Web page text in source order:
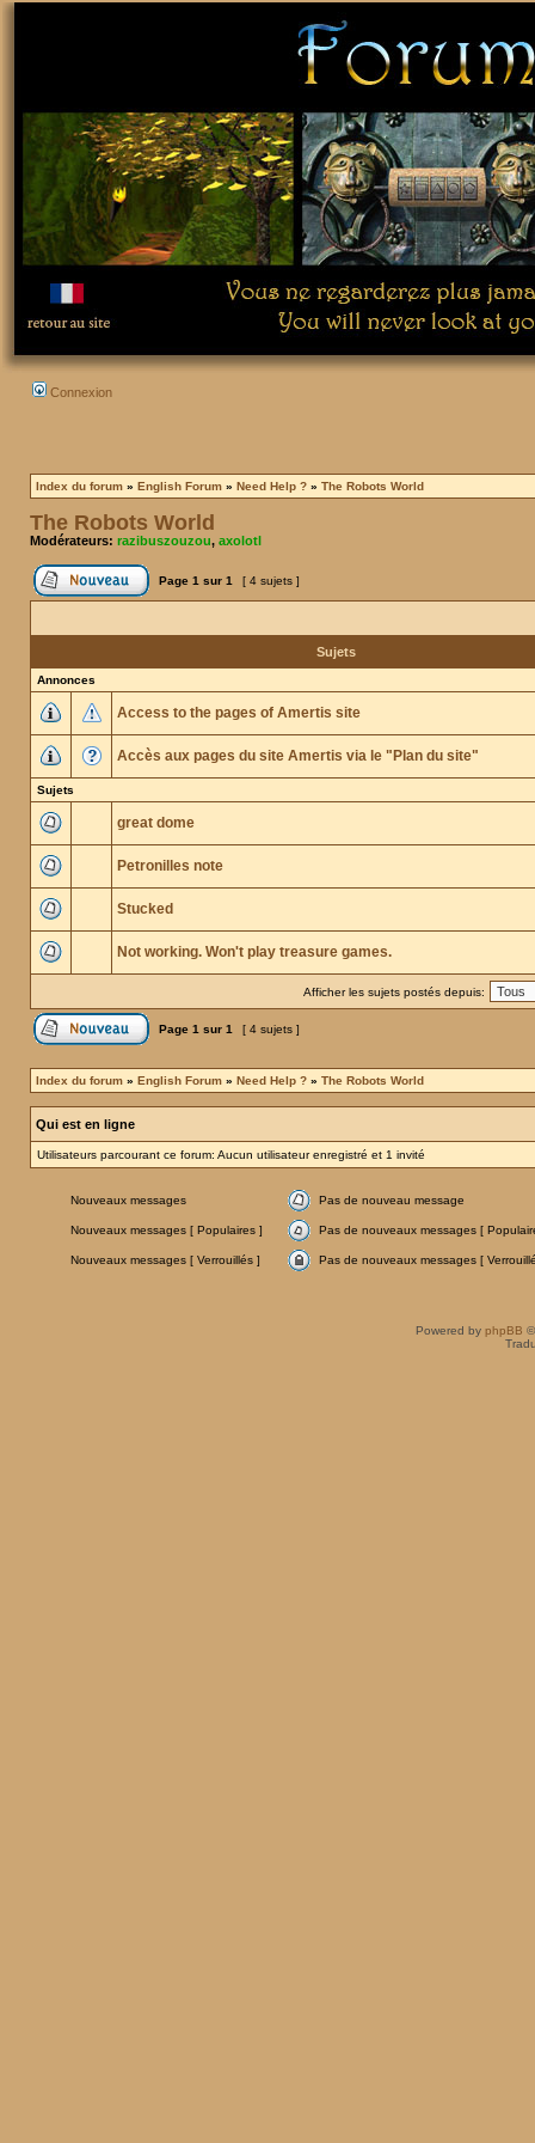
Connexion
Index du forum » English Forum » Need Help ? » The Robots World
The Robots World
Modérateurs: razibuszouzou, axolotl
Page 1 sur 1 [ 4 sujets ]
Sujets
Annonces
Access to the pages of Amertis site
Accès aux pages du site Amertis via le "Plan du site"
Sujets
great dome
Petronilles note
Stucked
Not working. Won't play treasure games.
Afficher les sujets postés depuis:
Page 1 sur 1 [ 4 sujets ]
Index du forum » English Forum » Need Help ? » The Robots World
Qui est en ligne
Utilisateurs parcourant ce forum: Aucun utilisateur enregistré et 1 invité
Nouveaux messages Pas de nouveau message
Nouveaux messages [ Populaires ] Pas de nouveaux messages [
Nouveaux messages [ Verrouillés ] Pas de nouveaux messages [
Powered by phpBB